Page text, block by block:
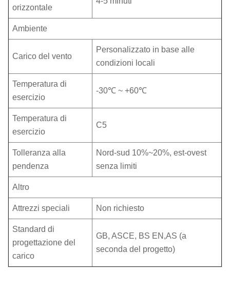
orizzontale
Ambiente
Carico del vento
Personalizzato in base alle
condizioni locali
Temperatura di
esercizio
-30℃ ~ +60℃
Temperatura di
esercizio
C5
Tolleranza alla
pendenza
Nord-sud 10%~20%, est-ovest
senza limiti
Altro
Attrezzi speciali Non richiesto
Standard di
progettazione del
carico
GB, ASCE, BS EN,AS (a
seconda del progetto)